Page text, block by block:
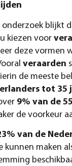
blijkt
kiezen voor
deze vormen
veraarden
de meeste
tot 35
9% van de
de voorkeur
van de
kunnen maken